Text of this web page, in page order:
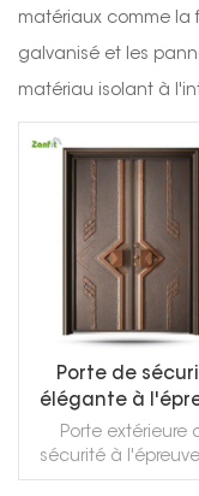
matériaux comme la
galvanisé et les
matériau isolant à
Porte de
élégante à
des balles en
d'aluminium
Porte extérieure
sécurité à
balles de